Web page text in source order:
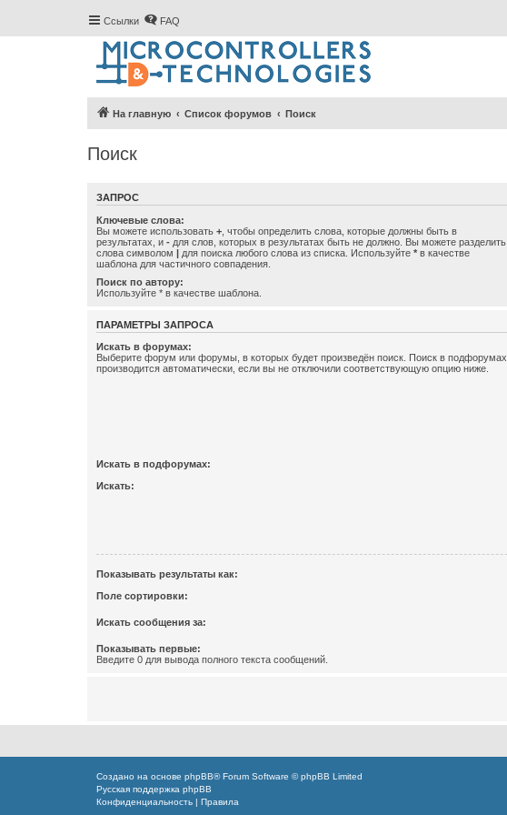
Ссылки FAQ
На главную Список форумов Поиск
Поиск
ЗАПРОС
Ключевые слова:
Вы можете использовать + , чтобы определить слова, которые должны быть в
результатах, и - для слов, которых в результатах быть не должно. Вы можете разделить
слова символом | для поиска любого слова из списка. Используйте * в качестве
шаблона для частичного совпадения.
Поиск по автору:
Используйте * в качестве шаблона.
ПАРАМЕТРЫ ЗАПРОСА
Искать в форумах:
Выберите форум или форумы, в которых будет произведён поиск. Поиск в подфорумах
производится автоматически, если вы не отключили соответствующую опцию ниже.
Искать в подфорумах:
Искать:
Показывать результаты как:
Поле сортировки:
Искать сообщения за:
Показывать первые:
Введите 0 для вывода полного текста сообщений.
Создано на основе phpBB® Forum Software © phpBB Limited
Русская поддержка phpBB
Конфиденциальность | Правила